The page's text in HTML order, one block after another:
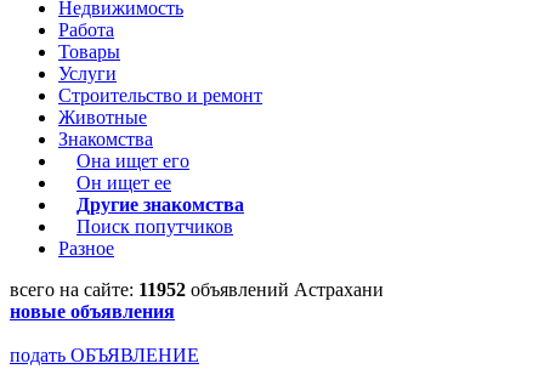
Недвижимость
Работа
Товары
Услуги
Строительство и ремонт
Животные
Знакомства
Она ищет его
Он ищет ее
Другие знакомства
Поиск попутчиков
Разное
всего на сайте: 11952 объявлений Астрахани
новые объявления
подать ОБЪЯВЛЕНИЕ